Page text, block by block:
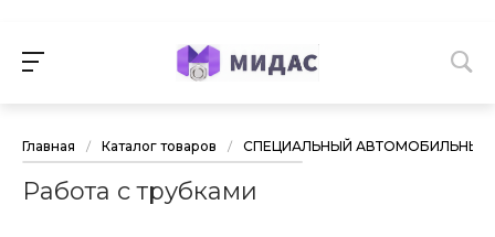
Главная / Каталог товаров / СПЕЦИАЛЬНЫЙ АВТОМОБИЛЬНЫЙ
Работа с трубками